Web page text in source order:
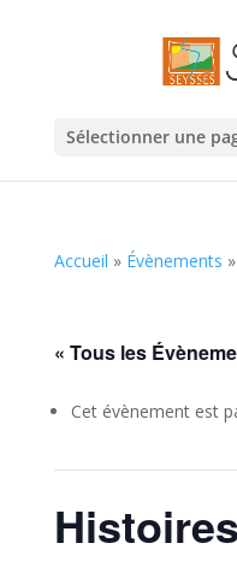
Sélectionner une
Accueil » Évènements »
« Tous les
Cet évènement est